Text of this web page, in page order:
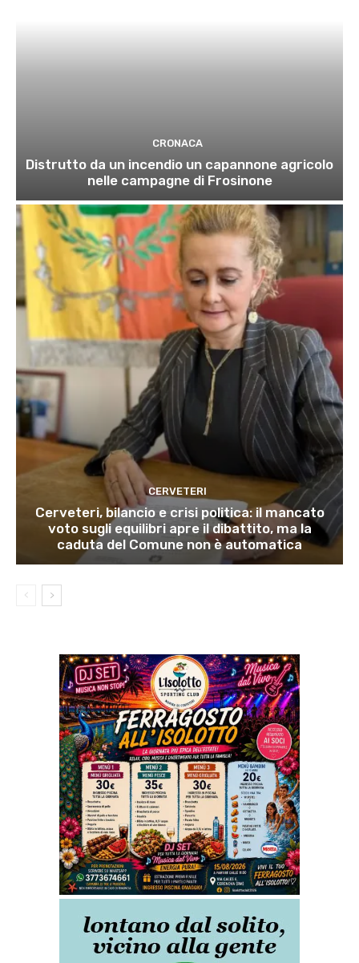
CRONACA
Distrutto da un incendio un capannone agricolo
nelle campagne di Frosinone
CERVETERI
Cerveteri, bilancio e crisi politica: il mancato
voto sugli equilibri apre il dibattito, ma la
caduta del Comune non è automatica